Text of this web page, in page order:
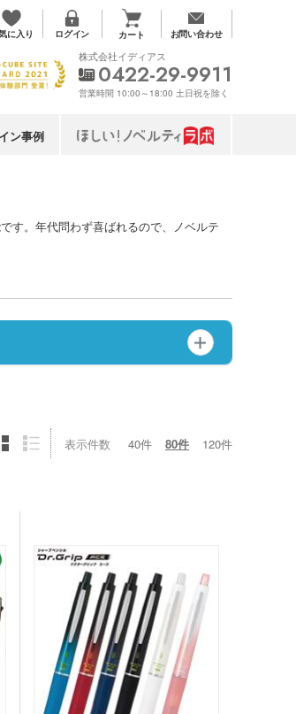
に入り ログイン カート お問い合わせ
ン事例
株式会社イディアス
0422-29-9911
営業時間 10:00～18:00 土日祝を除く
す。年代問わず喜ばれるので、ノベルテ
表示件数 40件 80件 120件